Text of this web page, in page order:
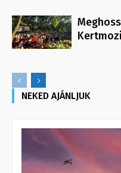
NEKED AJÁNLJUK